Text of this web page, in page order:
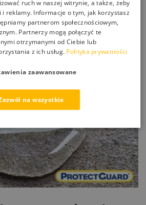
ruch w naszej witrynie, a także, żeby
reklamy. Informacje o tym, jak korzystasz
partnerom społecznościowym,
Partnerzy mogą połączyć te
otrzymanymi od Ciebie lub
z ich usług. Polityka prywatności
na wszystkie
zaawansowane